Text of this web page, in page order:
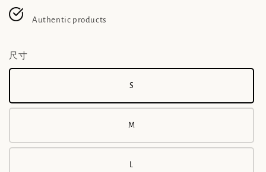
Authentic products
尺寸
S
M